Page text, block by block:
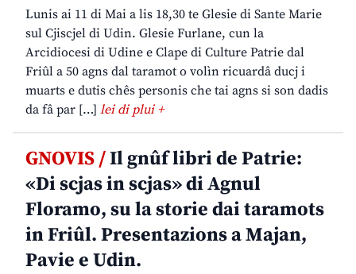
Lunis ai 11 di Mai a lis 18,30 te Glesie di Sante Marie
sul Cjiscjel di Udin. Glesie Furlane, cun la
Arcidiocesi di Udine e Clape di Culture Patrie dal
Friûl a 50 agns dal taramot o volìn ricuardâ ducj i
muarts e dutis chês personis che tai agns si son dadis
da fâ par […] lei di plui +
GNOVIS /Il gnûf libri de Patrie:
«Di scjas in scjas» di Agnul
Floramo, su la storie dai taramots
in Friûl. Presentazions a Majan,
Pavie e Udin.